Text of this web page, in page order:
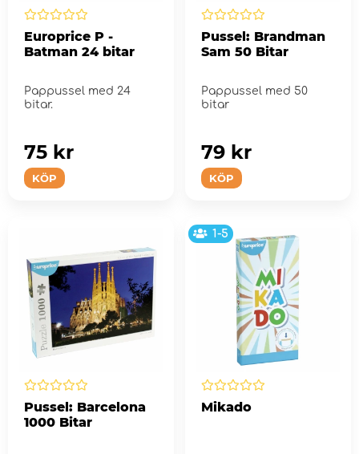
Europrice P -
Batman 24 bitar
Pappussel med 24
bitar.
KÖP
75 kr
Pussel: Brandman
Sam 50 Bitar
Pappussel med 50
bitar
KÖP
79 kr
Pussel: Barcelona
1000 Bitar
1-5
Mikado